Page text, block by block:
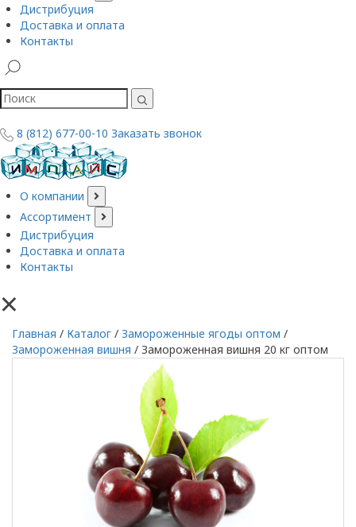
Дистрибуция
Доставка и оплата
Контакты
8 (812) 677-00-10 Заказать звонок
О компании
Ассортимент
Дистрибуция
Доставка и оплата
Контакты
×
Главная / Каталог / Замороженные ягоды оптом /
Замороженная вишня / Замороженная вишня 20 кг оптом